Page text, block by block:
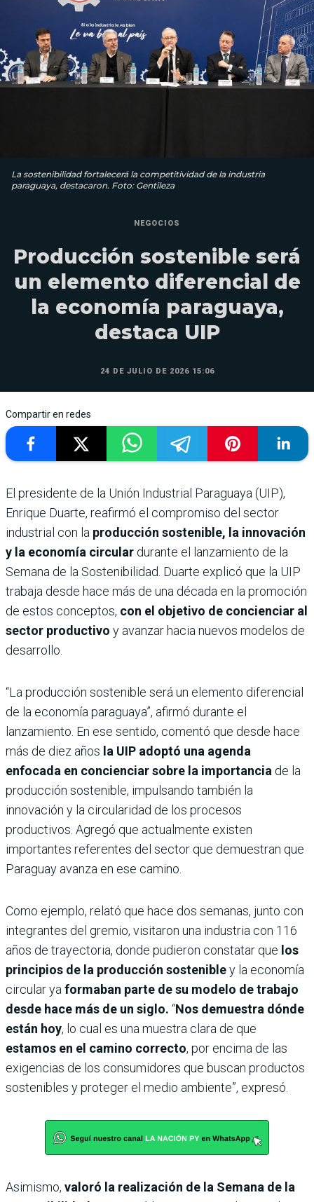
La sostenibilidad fortalecerá la competitividad de la industria
paraguaya, destacaron. Foto: Gentileza
NEGOCIOS
Producción sostenible será
un elemento diferencial de
la economía paraguaya,
destaca UIP
24 DE JULIO DE 2026 15:06
Compartir en redes
El presidente de la Unión Industrial Paraguaya (UIP),
Enrique Duarte, reafirmó el compromiso del sector
industrial con la producción sostenible, la innovación
y la economía circular durante el lanzamiento de la
Semana de la Sostenibilidad. Duarte explicó que la UIP
trabaja desde hace más de una década en la promoción
de estos conceptos, con el objetivo de concienciar al
sector productivo y avanzar hacia nuevos modelos de
desarrollo.
“La producción sostenible será un elemento diferencial
de la economía paraguaya”, afirmó durante el
lanzamiento. En ese sentido, comentó que desde hace
más de diez años la UIP adoptó una agenda
enfocada en concienciar sobre la importancia de la
producción sostenible, impulsando también la
innovación y la circularidad de los procesos
productivos. Agregó que actualmente existen
importantes referentes del sector que demuestran que
Paraguay avanza en ese camino.
Como ejemplo, relató que hace dos semanas, junto con
integrantes del gremio, visitaron una industria con 116
años de trayectoria, donde pudieron constatar que los
principios de la producción sostenibley la economía
circular ya formaban parte de su modelo de trabajo
desde hace más de un siglo. “Nos demuestra dónde
están hoy, lo cual es una muestra clara de que
estamos en el camino correcto, por encima de las
exigencias de los consumidores que buscan productos
sostenibles y proteger el medio ambiente”, expresó.
Asimismo, valoró la realización de la Semana de la